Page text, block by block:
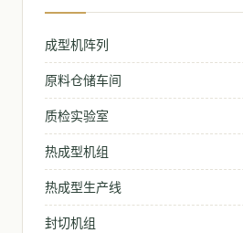
成型机阵列
原料仓储车间
质检实验室
热成型机组
热成型生产线
封切机组